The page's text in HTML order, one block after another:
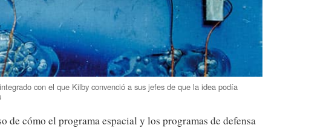
con el que Kilby convenció a sus jefes de que la idea podía
de cómo el programa espacial y los programas de defensa